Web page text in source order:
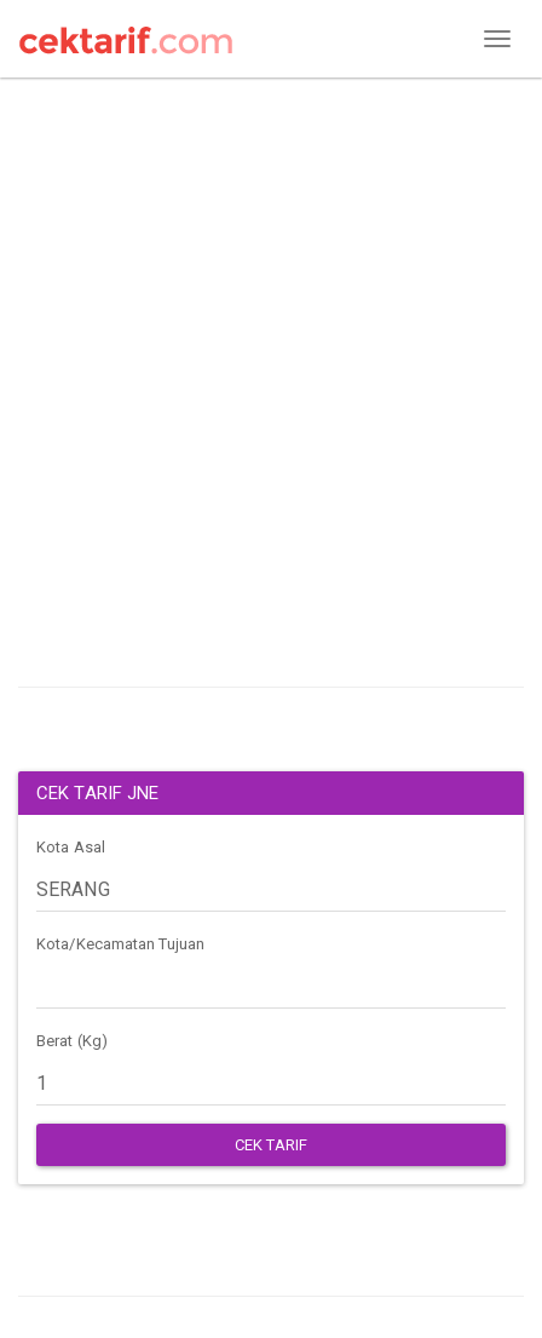
CEK TARIF JNE
Kota Asal
Kota/Kecamatan Tujuan
Berat (Kg)
CEK TARIF